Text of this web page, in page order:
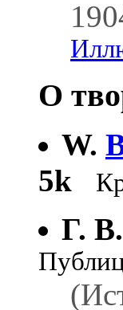
О
W.
5k
Г. В.